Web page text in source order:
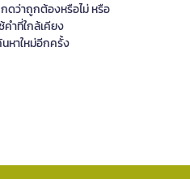
ดว่าถูกต้องหรือไม่ หรือ
คำที่ใกล้เคียง
หาใหม่อีกครั้ง